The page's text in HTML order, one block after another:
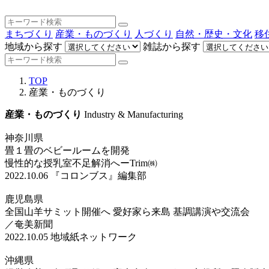
まちづくり 産業・ものづくり 人づくり 自然・歴史・文化 移
地域から探す
雑誌から探す
TOP
産業・ものづくり
産業・ものづくり Industry & Manufacturing
神奈川県
畳１畳のベビールームを開発
慢性的な授乳室不足解消へーTrim㈱
2022.10.06
『コロンブス』編集部
鹿児島県
全国山羊サミット開催へ 愛好家ら来島 基調講演や交流会
／奄美新聞
2022.10.05 地域紙ネットワーク
沖縄県